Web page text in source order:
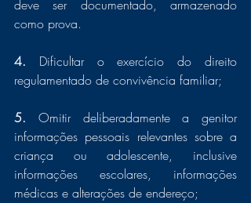
deve ser documentado, armazenado
como prova.
4. Dificultar o exercício do direito
regulamentado de convivência familiar;
5. Omitir deliberadamente a genitor
informações pessoais relevantes sobre a
criança ou adolescente, inclusive
informações escolares, informações
médicas e alterações de endereço;